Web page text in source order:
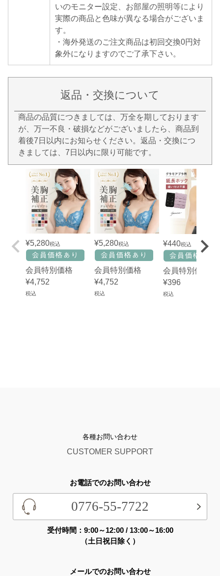
いのモニター設定、お部屋の照明等により
実際の商品と色味が異なる場合がございま
す。
・海外発送のご注文商品は初回交換0円対
象外になりますのでご了承下さい。
返品・交換について
商品の品質につきましては、万全を期しております
が、万一不良・破損などがございましたら、商品到
着後7日以内にお知らせください。返品・交換につ
きましては、7日以内に限り可能です。
¥5,280税込
会員特別価格
¥4,752
税込
¥5,280税込
会員特別価格
¥4,752
税込
¥440税込
会員特別価格
¥396
税込
各種お問い合わせ
CUSTOMER SUPPORT
お電話でのお問い合わせ
0776-55-7722
受付時間：9:00～12:00 / 13:00～16:00
（土日祝日除く）
メールでのお問い合わせ